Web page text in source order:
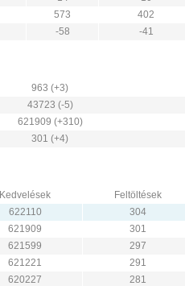
573
402
-58 -41
963 (+3)
43723 (-5)
621909 (+310)
301 (+4)
Kedvelések
Feltöltések
622110
304
621909
301
621599
297
621221
291
620227
281